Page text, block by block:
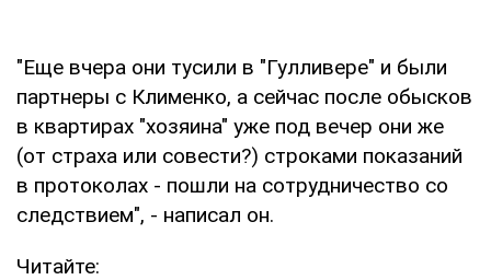
"Еще вчера они тусили в "Гулливере" и были
партнеры с Клименко, а сейчас после обысков
в квартирах "хозяина" уже под вечер они же
(от страха или совести?) строками показаний
в протоколах - пошли на сотрудничество со
следствием", - написал он.
Читайте: